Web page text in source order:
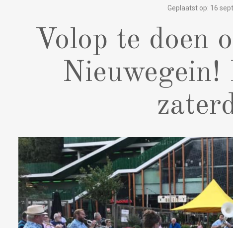
Geplaatst op: 16
Volop te doen
Nieuwegein!